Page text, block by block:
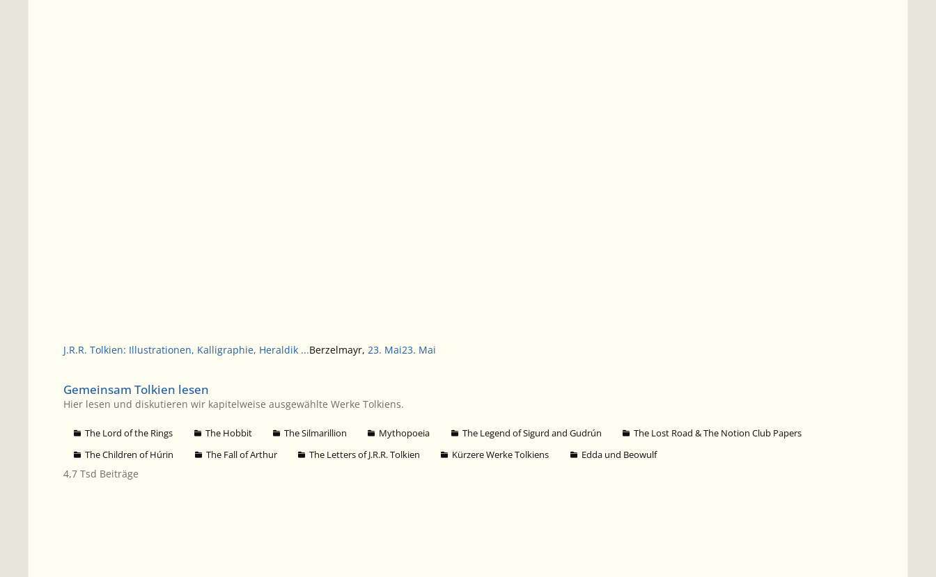
J.R.R. Tolkien: Illustrationen, Kalligraphie, Heraldik ...Berzelmayr,23. Mai23. Mai
Gemeinsam Tolkien lesen
Hier lesen und diskutieren wir kapitelweise ausgewählte Werke Tolkiens.
The Lord of the Rings The Hobbit The Silmarillion Mythopoeia The Legend of Sigurd and Gudrún
The Lost Road & The Notion Club Papers
The Children of Húrin
The Fall of Arthur The Letters of J.R.R. Tolkien Kürzere Werke Tolkiens Edda und Beowulf
4,7 Tsd Beiträge